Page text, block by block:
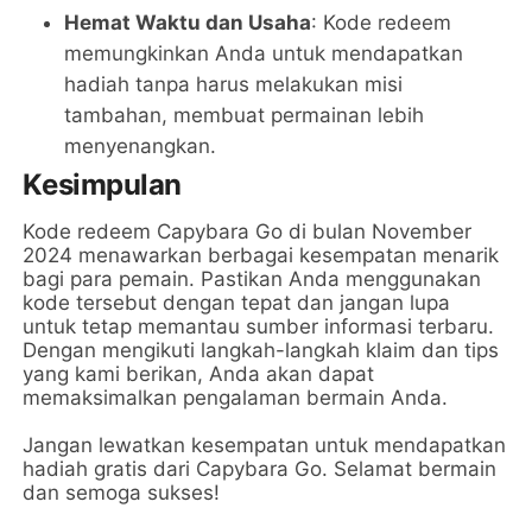
Hemat Waktu dan Usaha: Kode redeem
memungkinkan Anda untuk mendapatkan
hadiah tanpa harus melakukan misi
tambahan, membuat permainan lebih
menyenangkan.
Kesimpulan
Kode redeem Capybara Go di bulan November
2024 menawarkan berbagai kesempatan menarik
bagi para pemain. Pastikan Anda menggunakan
kode tersebut dengan tepat dan jangan lupa
untuk tetap memantau sumber informasi terbaru.
Dengan mengikuti langkah-langkah klaim dan tips
yang kami berikan, Anda akan dapat
memaksimalkan pengalaman bermain Anda.
Jangan lewatkan kesempatan untuk mendapatkan
hadiah gratis dari Capybara Go. Selamat bermain
dan semoga sukses!